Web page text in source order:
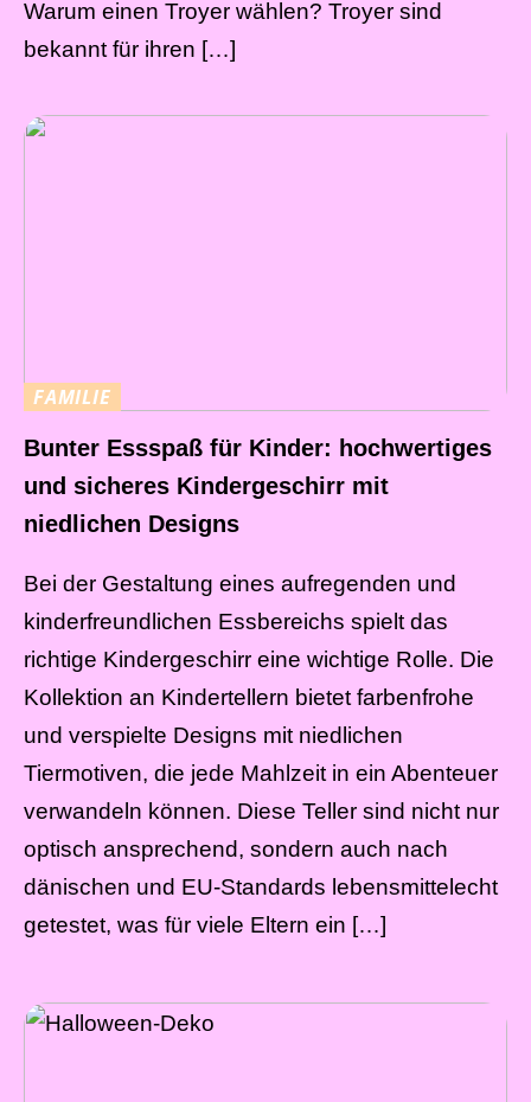
Warum einen Troyer wählen? Troyer sind
bekannt für ihren […]
FAMILIE
Bunter Essspaß für Kinder: hochwertiges
und sicheres Kindergeschirr mit
niedlichen Designs
Bei der Gestaltung eines aufregenden und
kinderfreundlichen Essbereichs spielt das
richtige Kindergeschirr eine wichtige Rolle. Die
Kollektion an Kindertellern bietet farbenfrohe
und verspielte Designs mit niedlichen
Tiermotiven, die jede Mahlzeit in ein Abenteuer
verwandeln können. Diese Teller sind nicht nur
optisch ansprechend, sondern auch nach
dänischen und EU-Standards lebensmittelecht
getestet, was für viele Eltern ein […]